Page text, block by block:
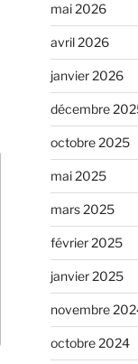
mai 2026
avril 2026
janvier 2026
décembre
octobre 2025
mai 2025
mars 2025
février 2025
janvier 2025
novembre
octobre 2024